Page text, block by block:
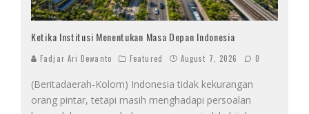
Ketika Institusi Menentukan Masa Depan Indonesia
Fadjar Ari Dewanto Featured August 7, 2026 0
(Beritadaerah-Kolom) Indonesia tidak kekurangan
orang pintar, tetapi masih menghadapi persoalan